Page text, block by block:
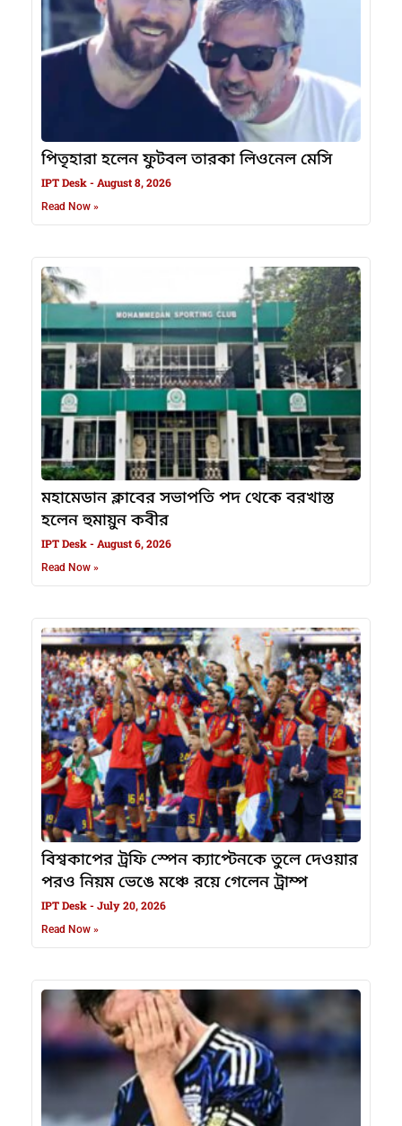
পিতৃহারা হলেন ফুটবল তারকা লিওনেল মেসি
IPT Desk August 8, 2026
Read Now »
মহামেডান ক্লাবের সভাপতি পদ থেকে বরখাস্ত
হলেন হুমায়ুন কবীর
IPT Desk August 6, 2026
Read Now »
বিশ্বকাপের ট্রফি স্পেন ক্যাপ্টেনকে তুলে দেওয়ার
পরও নিয়ম ভেঙে মঞ্চে রয়ে গেলেন ট্রাম্প
IPT Desk July 20, 2026
Read Now »